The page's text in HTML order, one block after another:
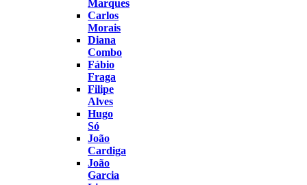
Marques
Carlos
Morais
Diana
Combo
Fábio
Fraga
Filipe
Alves
Hugo
Só
João
Cardiga
João
Garcia